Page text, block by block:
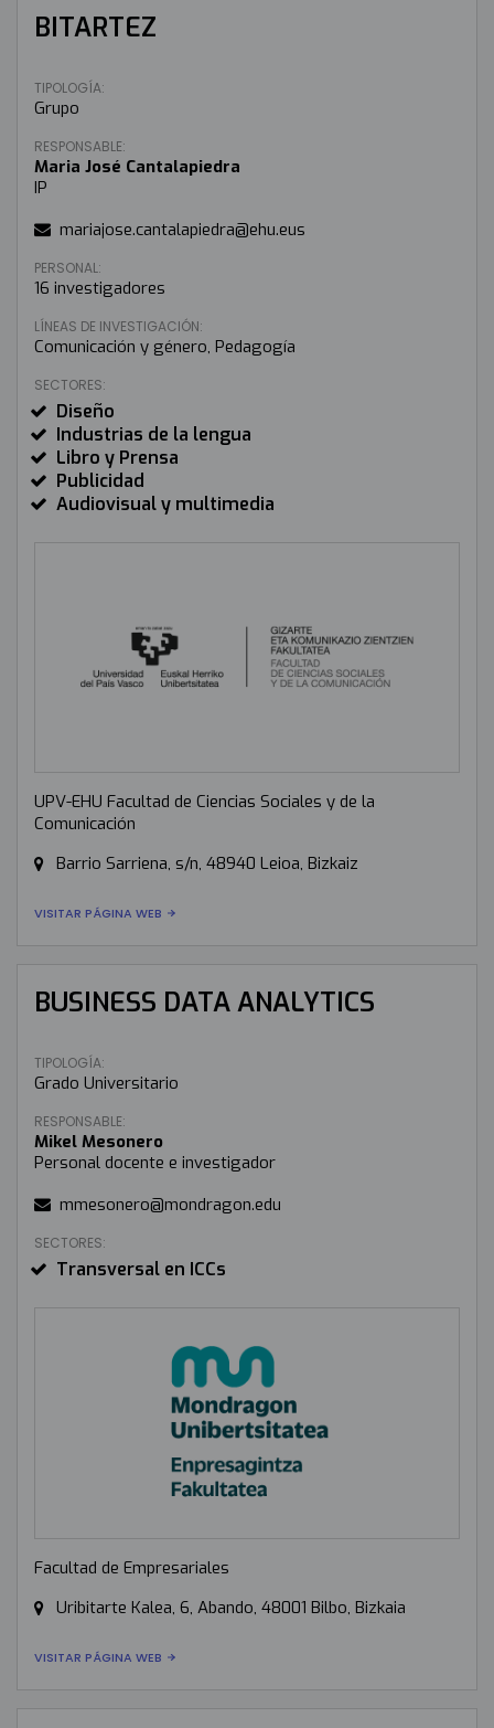
BITARTEZ
TIPOLOGÍA:
Grupo
RESPONSABLE:
Maria José Cantalapiedra
IP
mariajose.cantalapiedra@ehu.eus
PERSONAL:
16 investigadores
LÍNEAS DE INVESTIGACIÓN:
Comunicación y género, Pedagogía
SECTORES:
Diseño
Industrias de la lengua
Libro y Prensa
Publicidad
Audiovisual y multimedia
UPV-EHU Facultad de Ciencias Sociales y de la
Comunicación
Barrio Sarriena, s/n, 48940 Leioa, Bizkaiz
VISITAR PÁGINA WEB
BUSINESS DATA ANALYTICS
TIPOLOGÍA:
Grado Universitario
RESPONSABLE:
Mikel Mesonero
Personal docente e investigador
mmesonero@mondragon.edu
SECTORES:
Transversal en ICCs
Facultad de Empresariales
Uribitarte Kalea, 6, Abando, 48001 Bilbo, Bizkaia
VISITAR PÁGINA WEB